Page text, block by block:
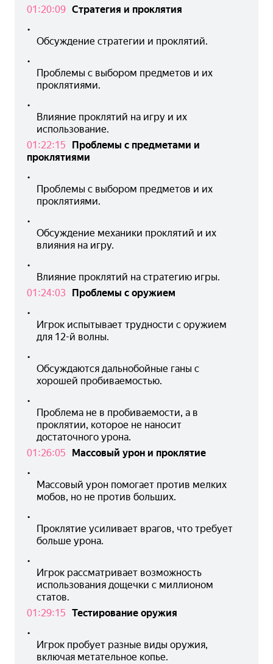
01:20:09 Стратегия и проклятия
Обсуждение стратегии и проклятий.
Проблемы с выбором предметов и их
проклятиями.
Влияние проклятий на игру и их
использование.
01:22:15
Проблемы с предметами и
проклятиями
Проблемы с выбором предметов и их
проклятиями.
Обсуждение механики проклятий и их
влияния на игру.
Влияние проклятий на стратегию игры.
01:24:03 Проблемы с оружием
Игрок испытывает трудности с оружием
для 12-й волны.
Обсуждаются дальнобойные ганы с
хорошей пробиваемостью.
Проблема не в пробиваемости, а в
проклятии, которое не наносит
достаточного урона.
01:26:05
Массовый урон и проклятие
Массовый урон помогает против мелких
мобов, но не против больших.
Проклятие усиливает врагов, что требует
больше урона.
Игрок рассматривает возможность
использования дощечки с миллионом
статов.
01:29:15 Тестирование оружия
Игрок пробует разные виды оружия,
включая метательное копье.